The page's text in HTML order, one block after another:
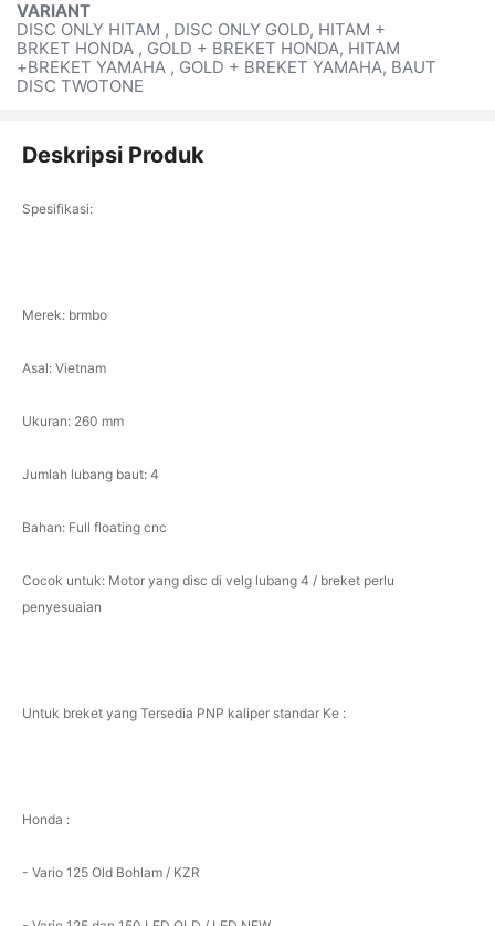
VARIANT
DISC ONLY HITAM , DISC ONLY GOLD, HITAM +
BRKET HONDA , GOLD + BREKET HONDA, HITAM
+BREKET YAMAHA , GOLD + BREKET YAMAHA, BAUT
DISC TWOTONE
Deskripsi Produk
Spesifikasi:
Merek: brmbo
Asal: Vietnam
Ukuran: 260 mm
Jumlah lubang baut: 4
Bahan: Full floating cnc
Cocok untuk: Motor yang disc di velg lubang 4 / breket perlu
penyesuaian
Untuk breket yang Tersedia PNP kaliper standar Ke :
Honda :
- Vario 125 Old Bohlam / KZR